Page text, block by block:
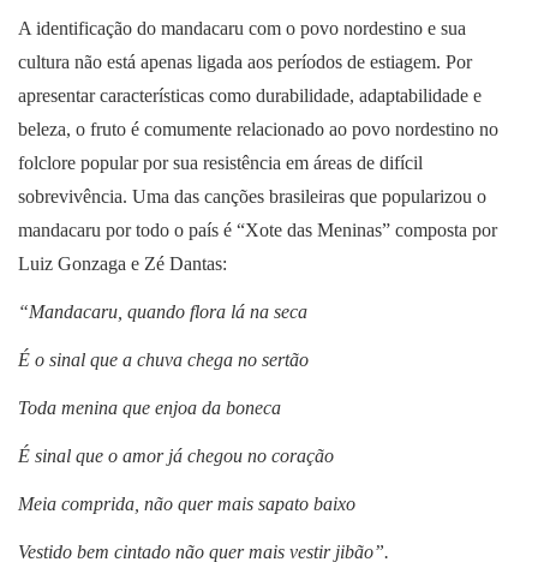
A identificação do mandacaru com o povo nordestino e sua
cultura não está apenas ligada aos períodos de estiagem. Por
apresentar características como durabilidade, adaptabilidade e
beleza, o fruto é comumente relacionado ao povo nordestino no
folclore popular por sua resistência em áreas de difícil
sobrevivência. Uma das canções brasileiras que popularizou o
mandacaru por todo o país é “Xote das Meninas” composta por
Luiz Gonzaga e Zé Dantas:
“Mandacaru, quando flora lá na seca
É o sinal que a chuva chega no sertão
Toda menina que enjoa da boneca
É sinal que o amor já chegou no coração
Meia comprida, não quer mais sapato baixo
Vestido bem cintado não quer mais vestir jibão”.